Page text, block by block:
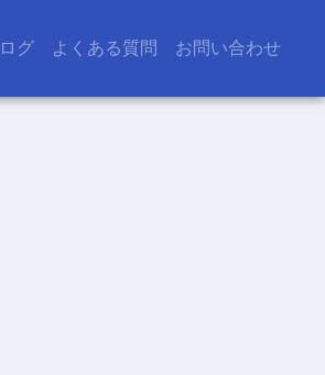
グ よくある質問 お問い合わせ